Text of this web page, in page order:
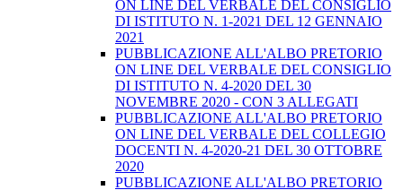
ON LINE DEL VERBALE DEL CONSIGLIO
DI ISTITUTO N. 1-2021 DEL 12 GENNAIO
2021
PUBBLICAZIONE ALL'ALBO PRETORIO
ON LINE DEL VERBALE DEL CONSIGLIO
DI ISTITUTO N. 4-2020 DEL 30
NOVEMBRE 2020 - CON 3 ALLEGATI
PUBBLICAZIONE ALL'ALBO PRETORIO
ON LINE DEL VERBALE DEL COLLEGIO
DOCENTI N. 4-2020-21 DEL 30 OTTOBRE
2020
PUBBLICAZIONE ALL'ALBO PRETORIO